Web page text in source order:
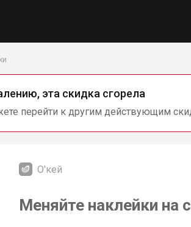
эта скидка сгорела
перейти к другим действующим
О'кей
Меняйте наклейки на